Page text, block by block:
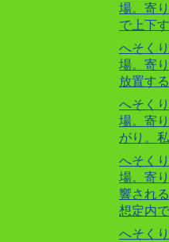
場。寄
で上下
へそく
場。寄
放置す
へそく
場。寄
がり。
へそく
場。寄
響され
想定内
へそく